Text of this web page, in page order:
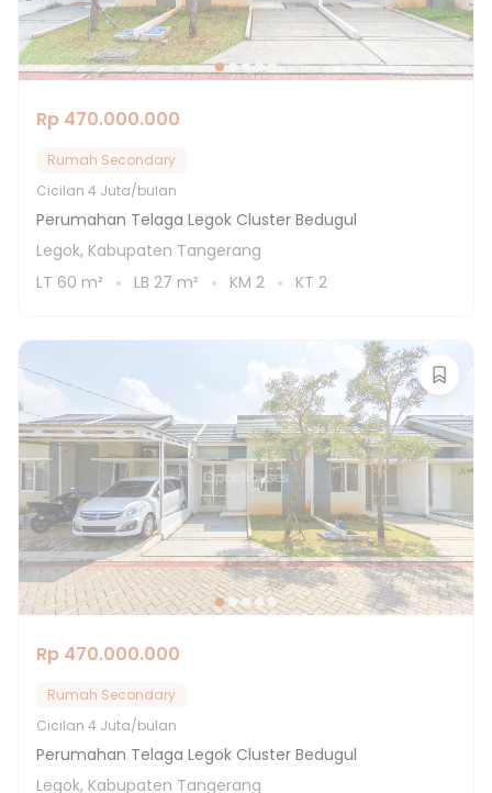
Rp 470.000.000
Rumah Secondary
Cicilan 4 Juta/bulan
Perumahan Telaga Legok Cluster Bedugul
Legok, Kabupaten Tangerang
LT 60 m² LB 27 m² KM 2 KT 2
Rp 470.000.000
Rumah Secondary
Cicilan 4 Juta/bulan
Perumahan Telaga Legok Cluster Bedugul
Legok, Kabupaten Tangerang